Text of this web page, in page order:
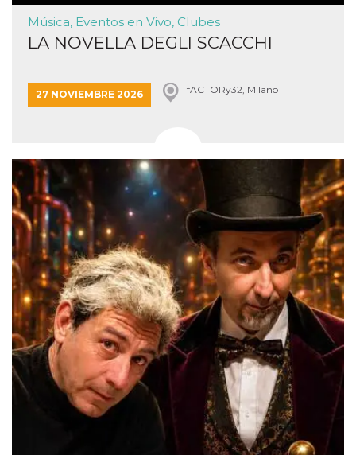
Música, Eventos en Vivo, Clubes
LA NOVELLA DEGLI SCACCHI
27 NOVIEMBRE 2026 fACTORy32, Milano